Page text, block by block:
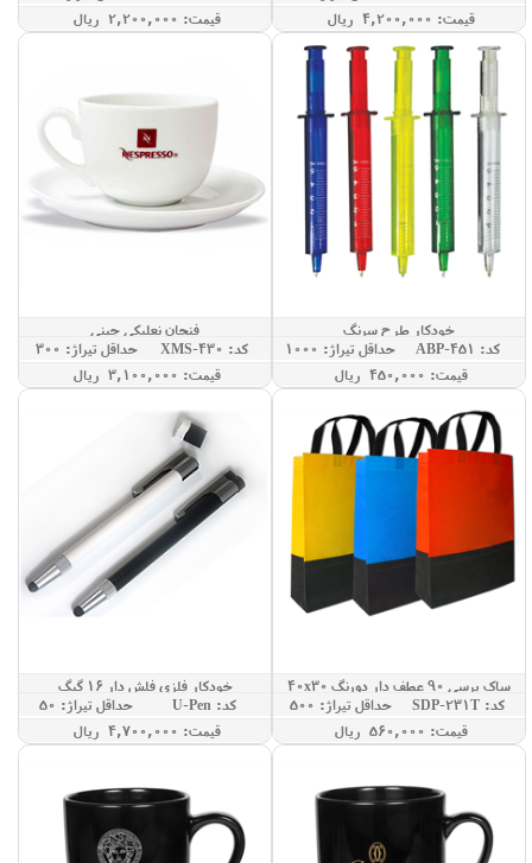
قيمت: 4,200,000 ريال
قيمت: 2,200,000 ريال
خودکار طرح سرنگ
کد: ABP-451
حداقل تيراژ: 1000
قيمت: 450,000 ريال
فنجان نعلبکی چینی
کد: XMS-430
حداقل تيراژ: 300
قيمت: 3,100,000 ريال
ساک پرسی 90 عطف دار دورنگ 40x30
کد: SDP-231T
حداقل تيراژ: 500
قيمت: 560,000 ريال
خودکار فلزی فلش دار 16 گیگ
کد: U-Pen
حداقل تيراژ: 50
قيمت: 4,700,000 ريال